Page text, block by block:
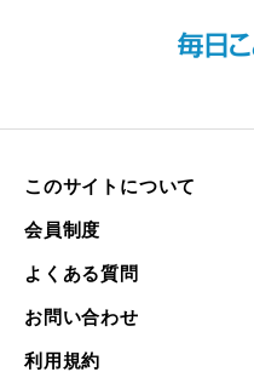
このサイトについて
会員制度
よくある質問
お問い合わせ
利用規約